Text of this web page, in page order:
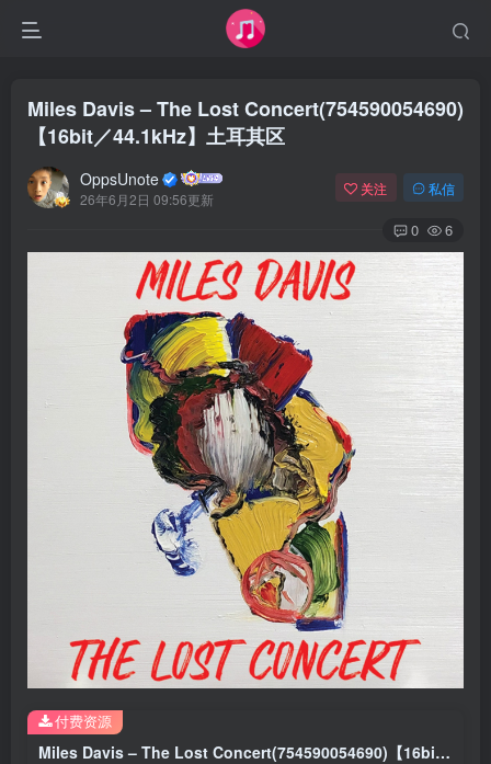
Miles Davis – The Lost Concert(754590054690)
【16bit／44.1kHz】土耳其区
OppsUnote
26年6月2日 09:56更新
关注 私信
0 6
Miles Davis – The Lost Concert(754590054690)【16bit／44.1kHz】土耳其区
付费资源